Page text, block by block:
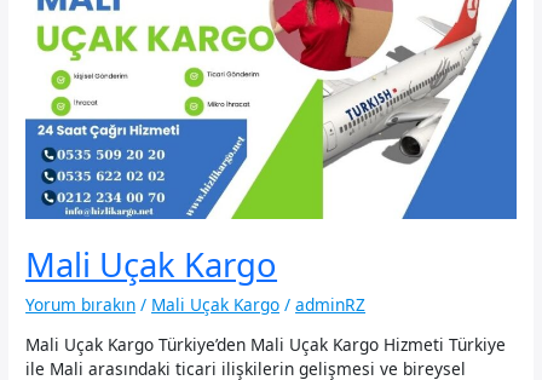
Mali Uçak Kargo
Yorum bırakın / Mali Uçak Kargo /adminRZ
Mali Uçak Kargo Türkiye’den Mali Uçak Kargo Hizmeti Türkiye
ile Mali arasındaki ticari ilişkilerin gelişmesi ve bireysel